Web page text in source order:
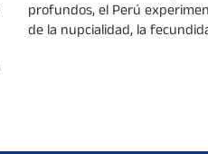
profundos, el Perú
de la nupcialidad, la